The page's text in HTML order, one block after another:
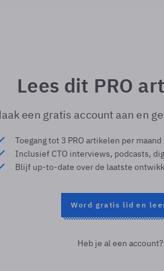
Lees dit PRO
een gratis account aan en
Toegang tot 3 PRO artikelen per maand
Inclusief CTO interviews, podcasts,
Blijf up-to-date over de laatste
Word gratis lid en
Heb je al een account?